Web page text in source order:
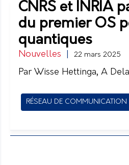
CNRS et INRIA
du premier OS
quantiques
Nouvelles 22 mars 2025
Par Wisse Hettinga, A
RÉSEAU DE COMMUNICATION